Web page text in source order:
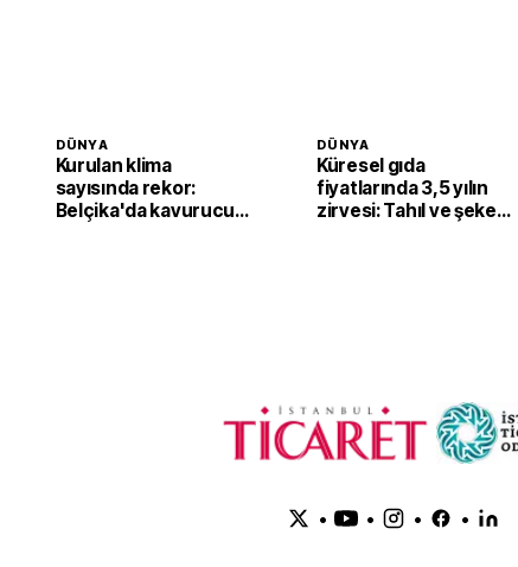
DÜNYA
Kurulan klima
sayısında rekor:
Belçika'da kavurucu
DÜNYA
Küresel gıda
fiyatlarında 3,5 yılın
zirvesi: Tahıl ve şeker
• • • •